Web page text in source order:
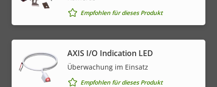
Empfohlen für dieses Produkt
AXIS I/O Indication LED
Überwachung im Einsatz
Empfohlen für dieses Produkt